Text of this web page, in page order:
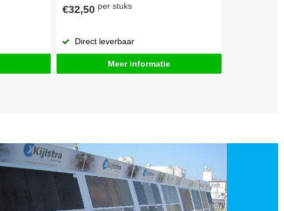
€32,50 per stuks
Direct leverbaar
Meer informatie